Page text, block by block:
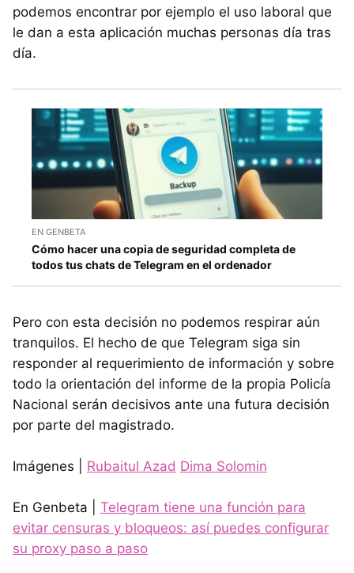
podemos encontrar por ejemplo el uso laboral que
le dan a esta aplicación muchas personas día tras
día.
EN GENBETA
Cómo hacer una copia de seguridad completa de
todos tus chats de Telegram en el ordenador
Pero con esta decisión no podemos respirar aún
tranquilos. El hecho de que Telegram siga sin
responder al requerimiento de información y sobre
todo la orientación del informe de la propia Policía
Nacional serán decisivos ante una futura decisión
por parte del magistrado.
Imágenes | Rubaitul Azad Dima Solomin
En Genbeta | Telegram tiene una función para
evitar censuras y bloqueos: así puedes configurar
su proxy paso a paso